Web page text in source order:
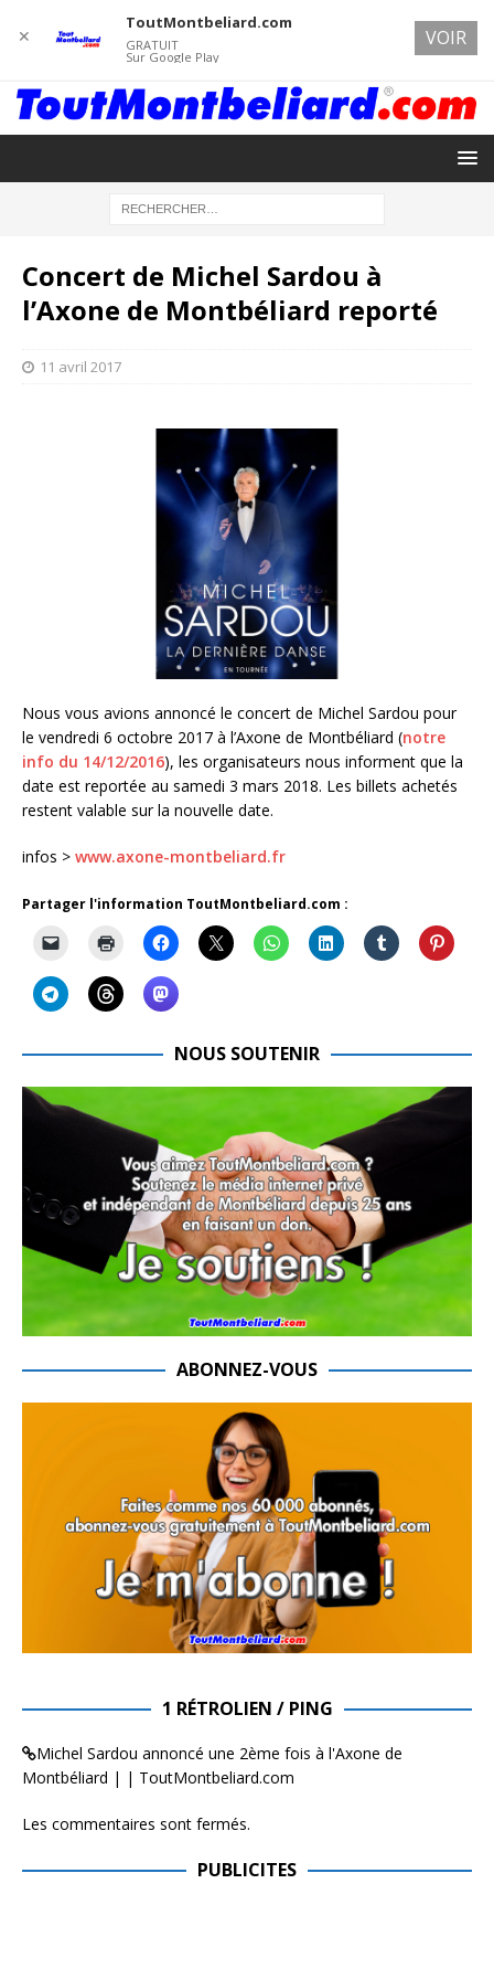
Concert de Michel Sardou à
l’Axone de Montbéliard reporté
11 avril 2017
Nous vous avions annoncé le concert de Michel Sardou pour
le vendredi 6 octobre 2017 à l’Axone de Montbéliard (notre
info du 14/12/2016), les organisateurs nous informent que la
date est reportée au samedi 3 mars 2018. Les billets achetés
restent valable sur la nouvelle date.
infos > www.axone-montbeliard.fr
Partager l'information ToutMontbeliard.com :
NOUS SOUTENIR
ABONNEZ-VOUS
1 RÉTROLIEN / PING
Michel Sardou annoncé une 2ème fois à l'Axone de
Montbéliard | | ToutMontbeliard.com
Les commentaires sont fermés.
PUBLICITES
✕
ToutMontbeliard.com
GRATUIT
Sur Google Play
VOIR